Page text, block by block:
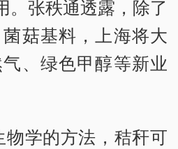
。张秩通透露，除了
菇基料，上海将大
、绿色甲醇等新业
物学的方法，秸秆可